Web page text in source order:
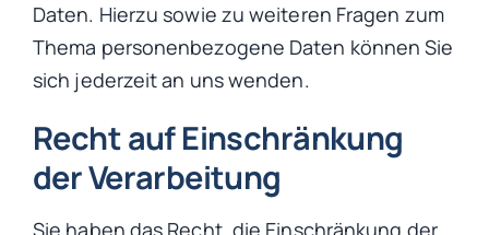
Daten. Hierzu sowie zu weiteren Fragen zum
Thema personenbezogene Daten können Sie
sich jederzeit an uns wenden.
Recht auf Einschränkung
der Verarbeitung
Sie haben das Recht, die Einschränkung der